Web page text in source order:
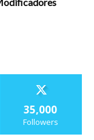
35,000
Followers